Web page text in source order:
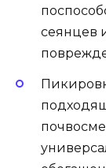
сеянцев